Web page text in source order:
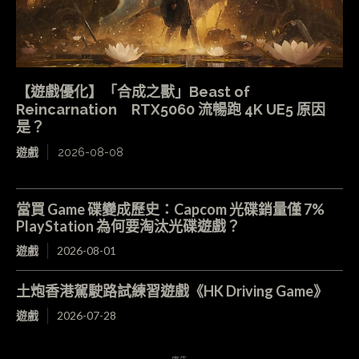
【遊戲優化】「合成之獸」Beast of
Reincarnation RTX5060 流暢跑 4K UE5 原因
是？
遊戲 2026-08-08
當買 Game 碟變成歷史：Capcom 光碟銷量僅 7%
PlayStation 為何要淘汰光碟遊戲？
遊戲 2026-08-01
土炮香港駕駛路試練習遊戲《HK Driving Game》
遊戲 2026-07-28